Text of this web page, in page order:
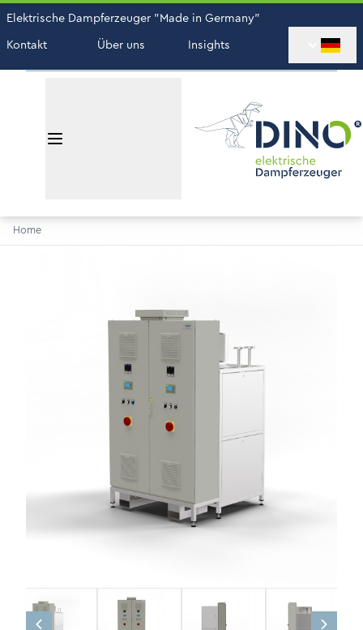
Elektrische Dampferzeuger "Made in Germany"
Kontakt
Über uns Insights
Home